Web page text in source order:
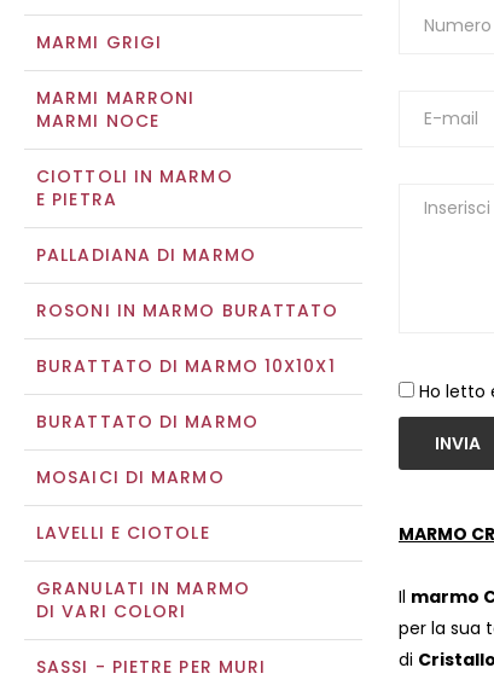
MARMI GRIGI
MARMI MARRONI
MARMI NOCE
CIOTTOLI IN MARMO
E PIETRA
PALLADIANA DI MARMO
ROSONI IN MARMO BURATTATO
BURATTATO DI MARMO 10X10X1
BURATTATO DI MARMO
MOSAICI DI MARMO
LAVELLI E CIOTOLE
GRANULATI IN MARMO
DI VARI COLORI
SASSI - PIETRE PER MURI
Ho letto
INVIA
MARMO
Il marmo
per la sua
di